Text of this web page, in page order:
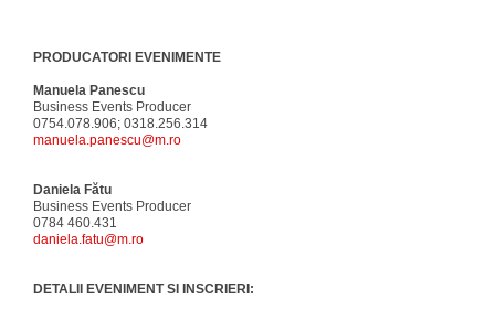
PRODUCATORI EVENIMENTE
Manuela Panescu
Business Events Producer
0754.078.906; 0318.256.314
manuela.panescu@m.ro
Daniela Fătu
Business Events Producer
0784 460.431
daniela.fatu@m.ro
DETALII EVENIMENT SI INSCRIERI: